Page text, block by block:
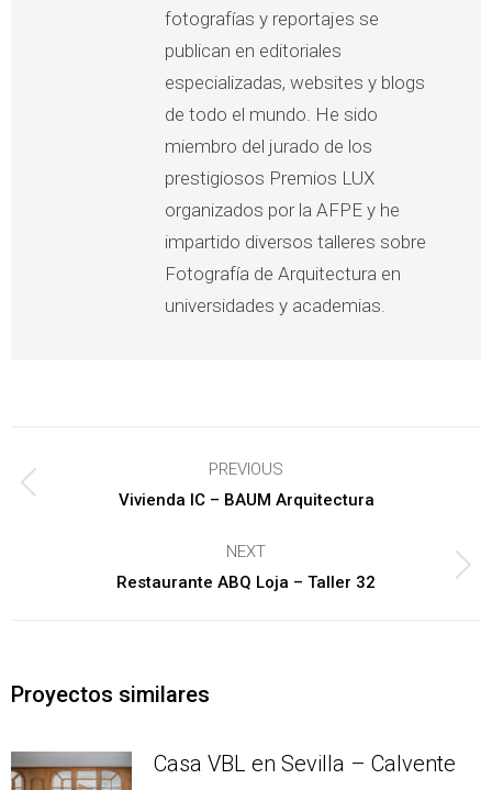
fotografías y reportajes se
publican en editoriales
especializadas, websites y blogs
de todo el mundo. He sido
miembro del jurado de los
prestigiosos Premios LUX
organizados por la AFPE y he
impartido diversos talleres sobre
Fotografía de Arquitectura en
universidades y academias.
navigation
PREVIOUS
Previous
Vivienda IC – BAUM Arquitectura
NEXT
Next
Restaurante ABQ Loja – Taller 32
Proyectos similares
Casa VBL en Sevilla – Calvente